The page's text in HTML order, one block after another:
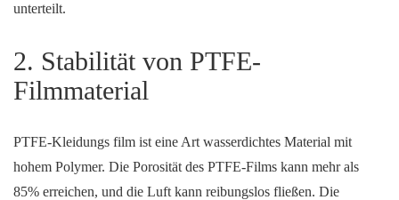
unterteilt.
2. Stabilität von PTFE-
Filmmaterial
PTFE-Kleidungs film ist eine Art wasserdichtes Material mit
hohem Polymer. Die Porosität des PTFE-Films kann mehr als
85% erreichen, und die Luft kann reibungslos fließen. Die